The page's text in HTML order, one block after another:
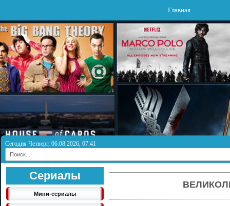
Главная
Сегодня Четверг, 06.08.2026, 07:41
Сериалы
Мини-сериалы